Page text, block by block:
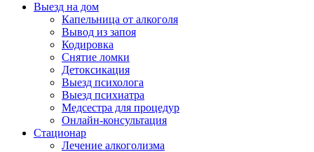
Выезд на дом
Капельница от алкоголя
Вывод из запоя
Кодировка
Снятие ломки
Детоксикация
Выезд психолога
Выезд психиатра
Медсестра для процедур
Онлайн-консультация
Стационар
Лечение алкоголизма